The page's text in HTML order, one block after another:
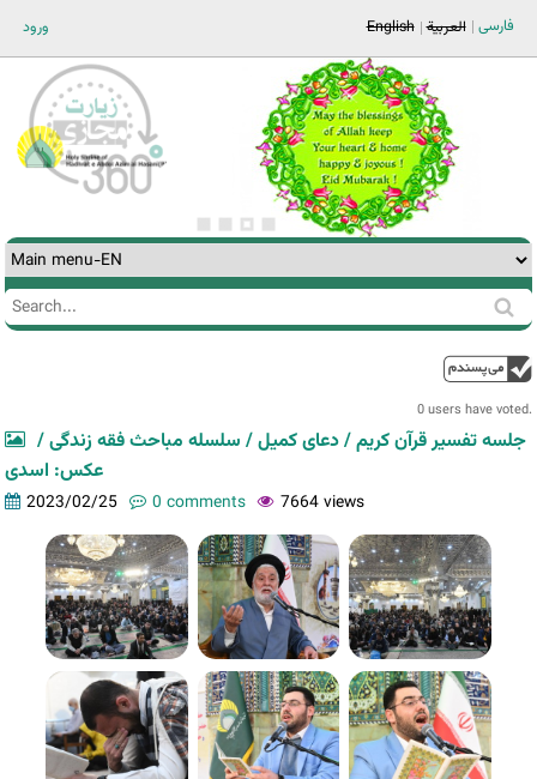
ورود فارسی العربية English
Search
Search
0 users have voted.
جلسه تفسیر قرآن کریم / دعای کمیل / سلسله مباحث فقه زندگی /
عکس: اسدی
2023/02/25 0 comments 7664 views